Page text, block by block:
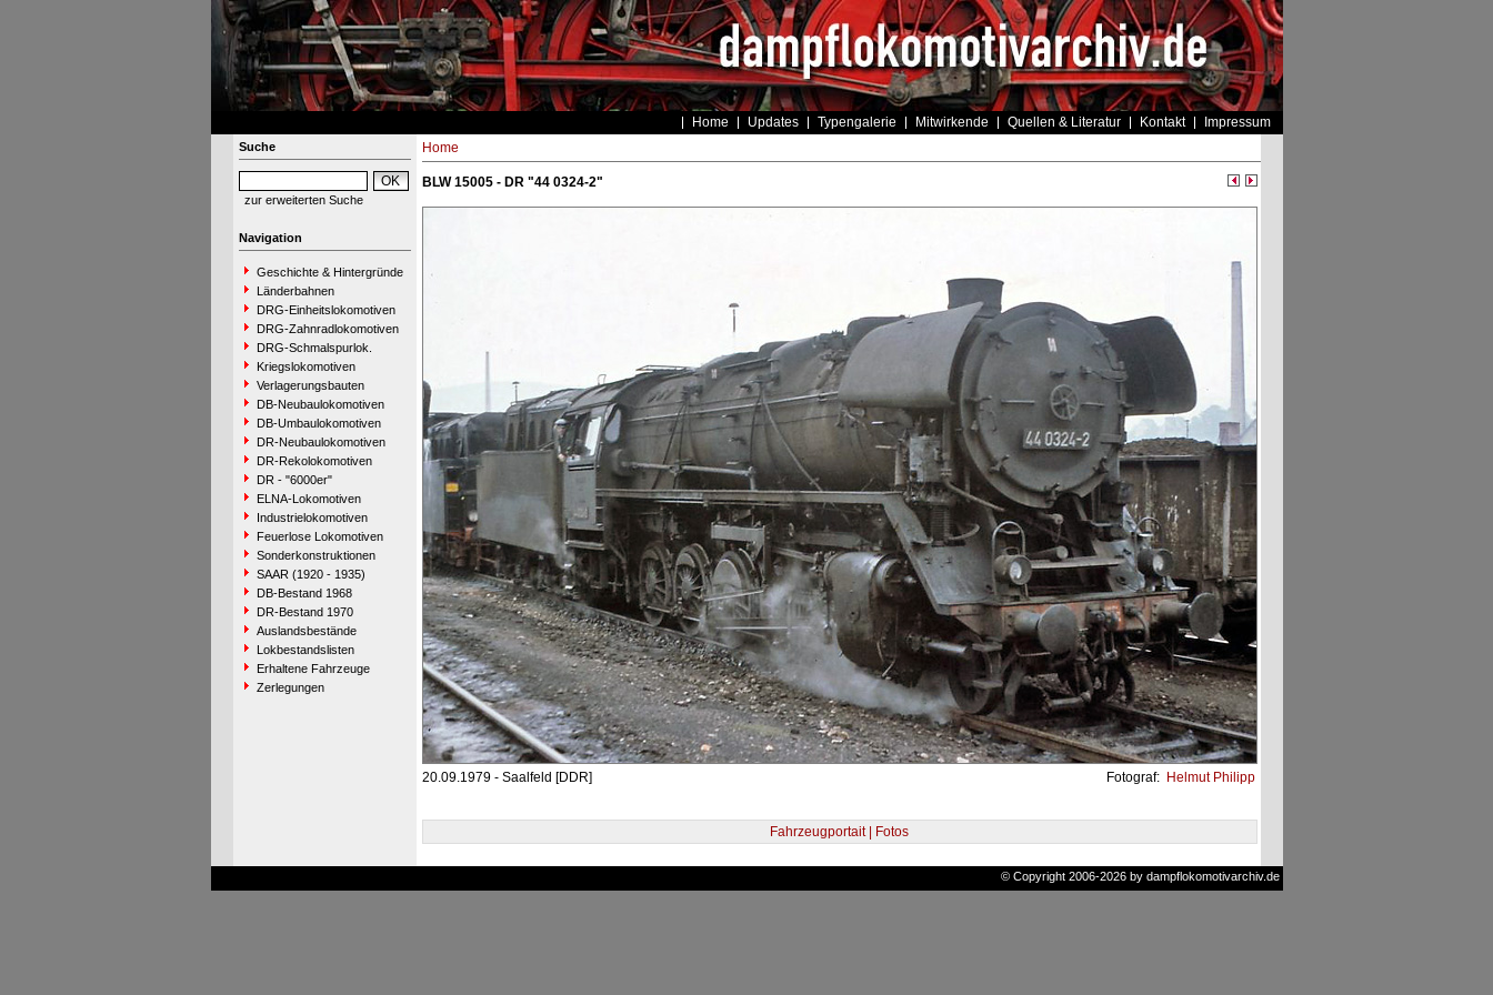
Home Updates Typengalerie Mitwirkende Quellen & Literatur Kontakt Impressum
Suche
zur erweiterten Suche
Navigation
Geschichte & Hintergründe
Länderbahnen
DRG-Einheitslokomotiven
DRG-Zahnradlokomotiven
DRG-Schmalspurlok.
Kriegslokomotiven
Verlagerungsbauten
DB-Neubaulokomotiven
DB-Umbaulokomotiven
DR-Neubaulokomotiven
DR-Rekolokomotiven
DR - "6000er"
ELNA-Lokomotiven
Industrielokomotiven
Feuerlose Lokomotiven
Sonderkonstruktionen
SAAR (1920 - 1935)
DB-Bestand 1968
DR-Bestand 1970
Auslandsbestände
Lokbestandslisten
Erhaltene Fahrzeuge
Zerlegungen
Home
BLW 15005 - DR "44 0324-2"
20.09.1979 - Saalfeld [DDR] Fotograf: Helmut Philipp
Fahrzeugportait | Fotos
© Copyright 2006-2026 by dampflokomotivarchiv.de